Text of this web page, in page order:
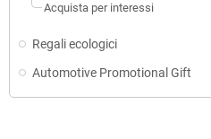
Acquista per interessi
Regali ecologici
Automotive Promotional Gift